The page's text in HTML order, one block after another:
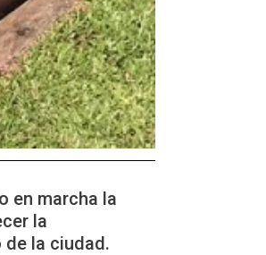
en marcha la
la
la ciudad.